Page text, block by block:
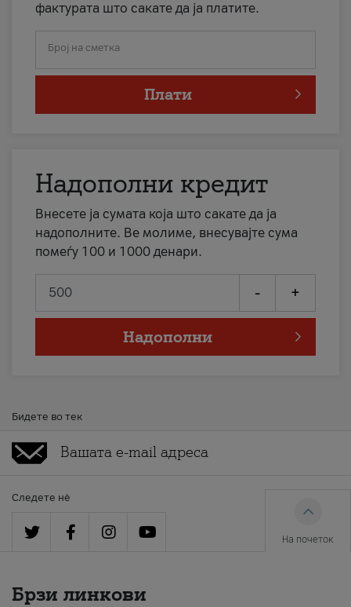
фактурата што сакате да ја платите.
Број на сметка
Плати
Надополни кредит
Внесете ја сумата која што сакате да ја
надополните. Ве молиме, внесувајте сума
помеѓу 100 и 1000 денари.
- +
Надополни
Бидете во тек
Следете нè
На почеток
Брзи линкови